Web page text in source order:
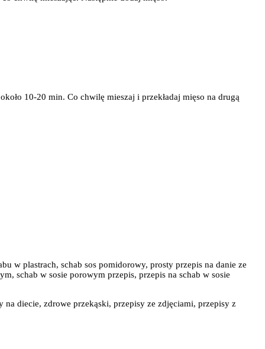
10-20 min. Co chwilę mieszaj i przekładaj mięso na drugą
w plastrach, schab sos pomidorowy, prosty przepis na danie ze
schab w sosie porowym przepis, przepis na schab w sosie
diecie, zdrowe przekąski, przepisy ze zdjęciami, przepisy z